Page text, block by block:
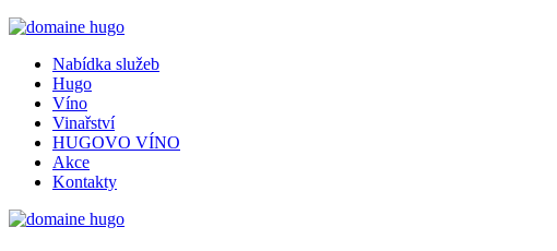
Nabídka služeb
Hugo
Víno
Vinařství
HUGOVO VÍNO
Akce
Kontakty